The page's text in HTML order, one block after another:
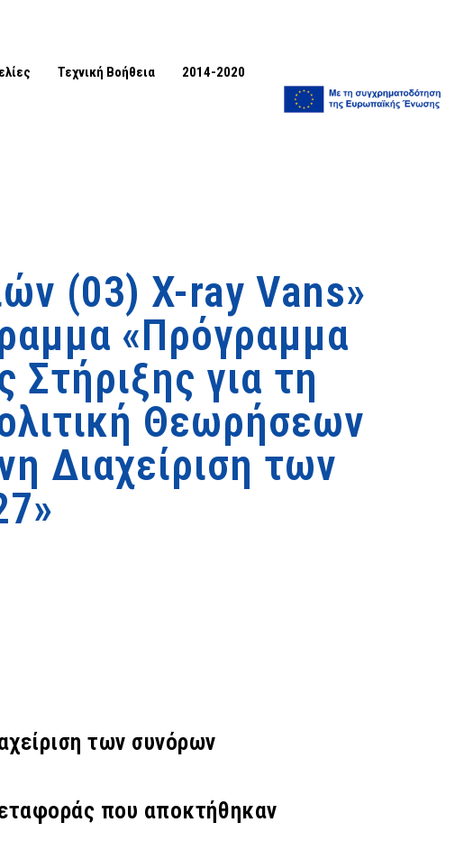
Τεχνική Βοήθεια 2014-2020
(03) X-ray Vans»
«Πρόγραμμα
για τη
Θεωρήσεων
Διαχείριση των
των συνόρων
που αποκτήθηκαν